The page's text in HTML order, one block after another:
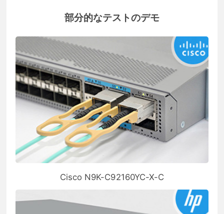
部分的なテストのデモ
Cisco N9K-C92160YC-X-C